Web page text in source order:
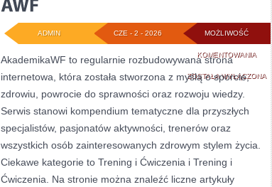
MOŻLIWOŚĆ
KOMENTOWANIAAWF
ZOSTAŁA WYŁĄCZONA
CZE - 2 - 2026
ADMIN
AkademikaWF to regularnie rozbudowywana strona
internetowa, która została stworzona z myślą o sporcie,
zdrowiu, powrocie do sprawności oraz rozwoju wiedzy.
Serwis stanowi kompendium tematyczne dla przyszłych
specjalistów, pasjonatów aktywności, trenerów oraz
wszystkich osób zainteresowanych zdrowym stylem życia.
Ciekawe kategorie to Trening i Ćwiczenia i Trening i
Ćwiczenia. Na stronie można znaleźć liczne artykuły